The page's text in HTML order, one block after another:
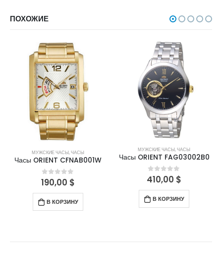
ПОХОЖИЕ
МУЖСКИЕ ЧАСЫ ЧАСЫ
Часы ORIENT FAG03002B0
410,00 $
В КОРЗИНУ
ЖЕНСКИЕ ЧАСЫ,ЧАСЫ
Часы ORIENT FRL01004B0
0out of 5
220,00 $
В КОРЗИНУ